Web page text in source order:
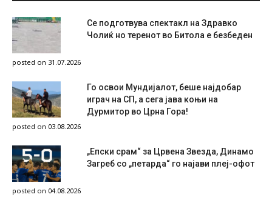
Се подготвува спектакл на Здравко
Чолиќ но теренот во Битола е безбеден
posted on 31.07.2026
Го освои Мундијалот, беше најдобар
играч на СП, а сега јава коњи на
Дурмитор во Црна Гора!
posted on 03.08.2026
„Епски срам“ за Црвена Звезда, Динамо
Загреб со „петарда“ го најави плеј-офот
posted on 04.08.2026